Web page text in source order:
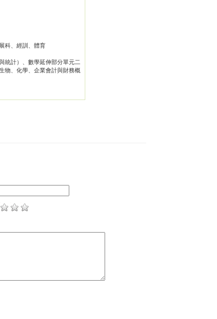
科、經訓、體育
統計）、數學延伸部分單元二
物、化學、企業會計與財務概